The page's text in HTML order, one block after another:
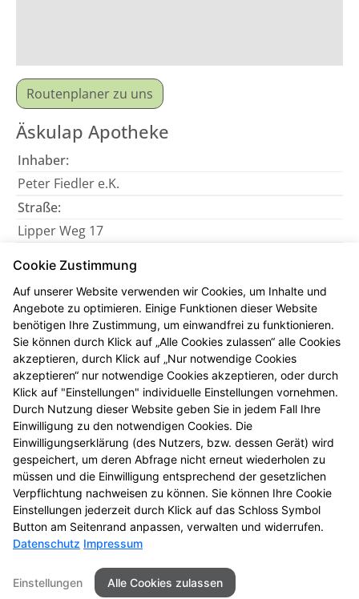
Routenplaner zu uns
Äskulap Apotheke
Inhaber:
Peter Fiedler e.K.
Straße:
Lipper Weg 17
Telefon:
02365 35710
Fax:
+49 (2365) 381320
E-Mail:
post@apothekerfiedler.de
Öffnungszeiten
Mo, Di, Do, Fr : 08:30-13:00 und 14:30-18:30
Mi, Sa: 08:30-13:00
Seitenübersicht Kontakt
Impressum
Datenschutz
Barrierefreiheit
Cookie Zustimmung
Auf unserer Website verwenden wir Cookies, um Inhalte und
Angebote zu optimieren. Einige Funktionen dieser Website
benötigen Ihre Zustimmung, um einwandfrei zu funktionieren.
Sie können durch Klick auf „Alle Cookies zulassen“ alle Cookies
akzeptieren, durch Klick auf „Nur notwendige Cookies
akzeptieren“ nur notwendige Cookies akzeptieren, oder durch
Klick auf "Einstellungen" individuelle Einstellungen vornehmen.
Durch Nutzung dieser Website geben Sie in jedem Fall Ihre
Einwilligung zu den notwendigen Cookies. Die
Einwilligungserklärung (des Nutzers, bzw. dessen Gerät) wird
gespeichert, um deren Abfrage nicht erneut wiederholen zu
müssen und die Einwilligung entsprechend der gesetzlichen
Verpflichtung nachweisen zu können. Sie können Ihre Cookie
Einstellungen jederzeit durch Klick auf das Schloss Symbol
Button am Seitenrand anpassen, verwalten und widerrufen.
Datenschutz Impressum
Einstellungen Alle Cookies zulassen